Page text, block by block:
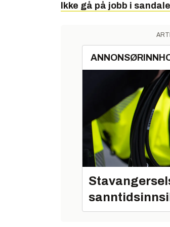
Ikke gå på jobb i